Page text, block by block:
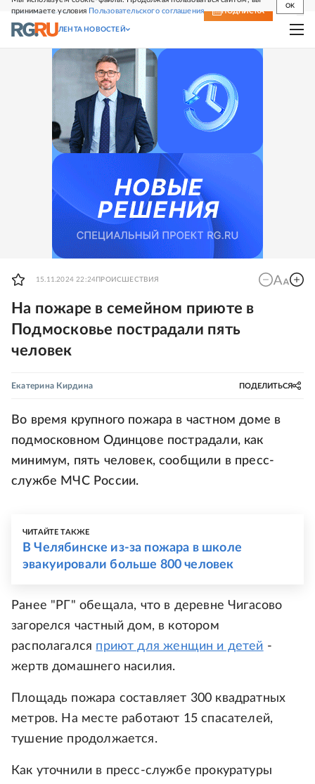
принимаете условия Пользовательского соглашения
OK
СВЕЖИЙ НОМЕР ПОДПИСКА
ЛЕНТА НОВОСТЕЙ
15.11.2024 22:24 ПРОИСШЕСТВИЯ
На пожаре в семейном приюте в
Подмосковье пострадали пять
человек
Екатерина Кирдина ПОДЕЛИТЬСЯ
Во время крупного пожара в частном доме в
подмосковном Одинцове пострадали, как
минимум, пять человек, сообщили в пресс-
службе МЧС России.
ЧИТАЙТЕ ТАКЖЕ
В Челябинске из-за пожара в школе
эвакуировали больше 800 человек
Ранее "РГ" обещала, что в деревне Чигасово
загорелся частный дом, в котором
располагался приют для женщин и детей -
жертв домашнего насилия.
Площадь пожара составляет 300 квадратных
метров. На месте работают 15 спасателей,
тушение продолжается.
Как уточнили в пресс-службе прокуратуры